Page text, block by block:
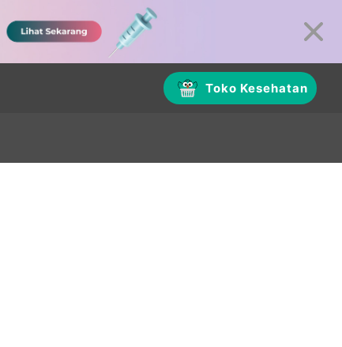
Toko Kesehatan